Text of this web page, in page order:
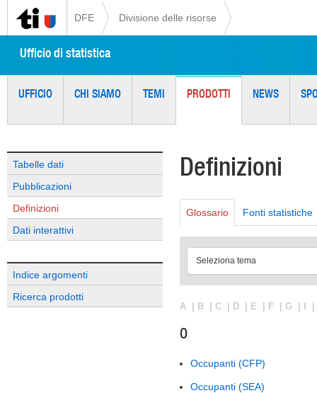
DFE Divisione delle risorse
Ufficio di statistica
UFFICIO CHI SIAMO TEMI PRODOTTI NEWS
Tabelle dati
Pubblicazioni
Definizioni
Dati interattivi
Indice argomenti
Ricerca prodotti
Definizioni
Glossario Fonti statistiche
Seleziona tema
A B C D E F G
O
Occupanti (CFP)
Occupanti (SEA)